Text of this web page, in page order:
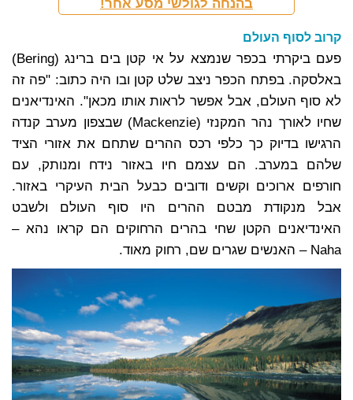
בהנחה לגולשי מסע אחר!
קרוב לסוף העולם
פעם ביקרתי בכפר שנמצא על אי קטן בים ברינג (Bering)
באלסקה. בפתח הכפר ניצב שלט קטן ובו היה כתוב: "פה זה
לא סוף העולם, אבל אפשר לראות אותו מכאן". האינדיאנים
שחיו לאורך נהר המקנזי (Mackenzie) שבצפון מערב קנדה
הרגישו בדיוק כך כלפי רכס ההרים שתחם את אזורי הציד
שלהם במערב. הם עצמם חיו באזור נידח ומנותק, עם
חורפים ארוכים וקשים ודובים כבעל הבית העיקרי באזור.
אבל מנקודת מבטם ההרים היו סוף העולם ולשבט
האינדיאנים הקטן שחי בהרים הרחוקים הם קראו נהא –
Naha – האנשים שגרים שם, רחוק מאוד.